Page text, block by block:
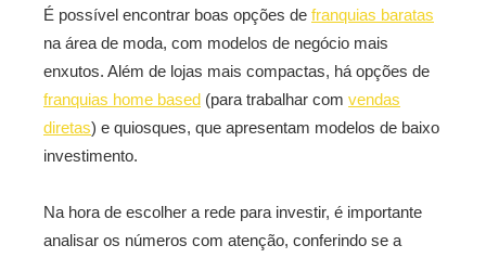
É possível encontrar boas opções de franquias baratas
na área de moda, com modelos de negócio mais
enxutos. Além de lojas mais compactas, há opções de
franquias home based (para trabalhar com vendas
diretas) e quiosques, que apresentam modelos de baixo
investimento.
Na hora de escolher a rede para investir, é importante
analisar os números com atenção, conferindo se a